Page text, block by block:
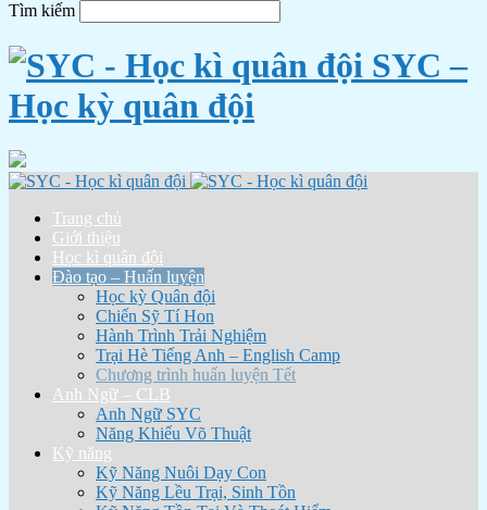
Tìm kiếm
SYC –
Học kỳ quân đội
Trang chủ
Giới thiệu
Học kì quân đội
Đào tạo – Huấn luyện
Học kỳ Quân đội
Chiến Sỹ Tí Hon
Hành Trình Trải Nghiệm
Trại Hè Tiếng Anh – English Camp
Chương trình huấn luyện Tết
Anh Ngữ – CLB
Anh Ngữ SYC
Năng Khiếu Võ Thuật
Kỹ năng
Kỹ Năng Nuôi Dạy Con
Kỹ Năng Lều Trại, Sinh Tồn